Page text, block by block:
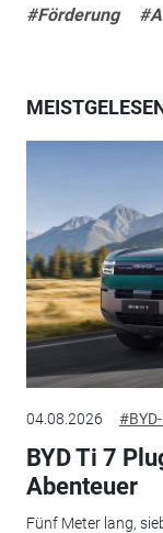
#Förderung
04.08.2026
BYD Ti 7
Abenteuer
Fünf Meter lang,